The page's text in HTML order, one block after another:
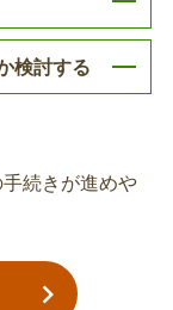
住所に保険
手紙を送付
ていた方、
書をご提出
がない方
ざいませ
。介護保険
、証書の返
ます。
検討する
続きが進めや